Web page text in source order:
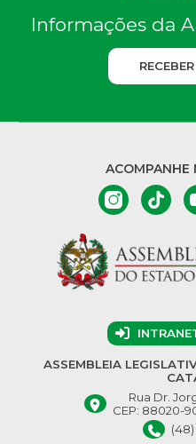
Informações da
ACOMPANHE
ASSEMBLEIA
Rua Dr.
CEP: 88020-
(48)